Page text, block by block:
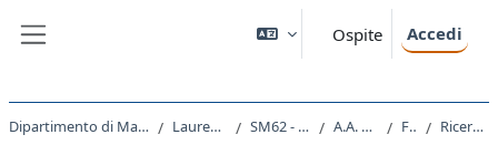
Ospite Accedi
Dipartimento di Matematica e Geoscienze Laurea Magistrale SM62 - GEOSCIENZE A.A. 2019 - 2020 Forum Ricerca avanzata